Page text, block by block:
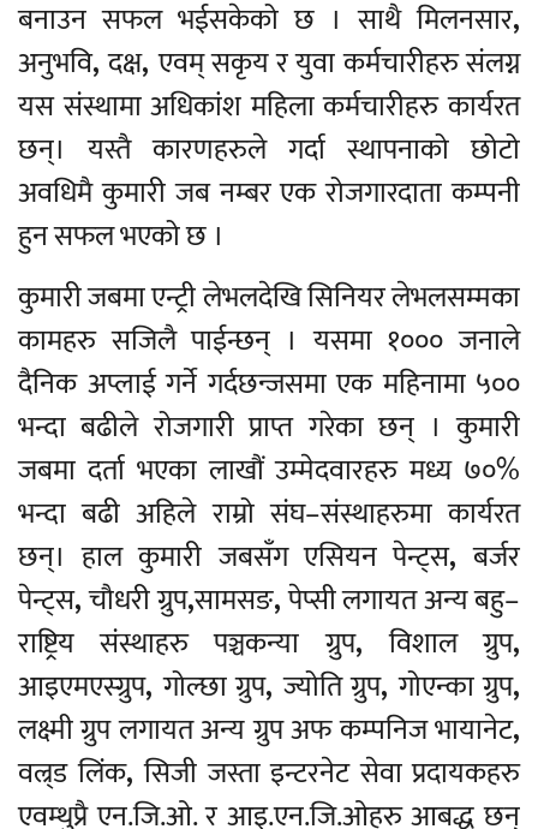
बनाउन सफल भईसकेको छ । साथै मिलनसार,
अनुभवि,दक्ष,एवम् सकृय र युवा कर्मचारीहरु संलग्न
यस संस्थामा अधिकांश महिला कर्मचारीहरु कार्यरत
छन्। यस्तै कारणहरुले गर्दा स्थापनाको छोटो
अवधिमै कुमारी जब नम्बर एक रोजगारदाता कम्पनी
हुन सफल भएको छ ।
कुमारी जबमा एन्ट्री लेभलदेखि सिनियर लेभलसम्मका
कामहरु सजिलै पाईन्छन् । यसमा १००० जनाले
दैनिक अप्लाई गर्ने गर्दछन्जसमा एक महिनामा ५००
भन्दा बढीले रोजगारी प्राप्त गरेका छन् । कुमारी
जबमा दर्ता भएका लाखौं उम्मेदवारहरु मध्य ७०%
भन्दा बढी अहिले राम्रो संघ–संस्थाहरुमा कार्यरत
छन्। हाल कुमारी जबसँग एसियन पेन्ट्स,बर्जर
पेन्ट्स,चौधरी ग्रुप,सामसङ,पेप्सी लगायत अन्य बहु–
राष्ट्रिय संस्थाहरु पञ्चकन्या ग्रुप,विशाल ग्रुप,
आइएमएस्ग्रुप,गोल्छा ग्रुप,ज्योति ग्रुप,गोएन्का ग्रुप,
लक्ष्मी ग्रुप लगायत अन्य ग्रुप अफ कम्पनिज भायानेट,
वल्र्ड लिंक,सिजी जस्ता इन्टरनेट सेवा प्रदायकहरु
एवम्थुप्रै एन.जि.ओ. र आइ.एन.जि.ओहरु आबद्ध छन्